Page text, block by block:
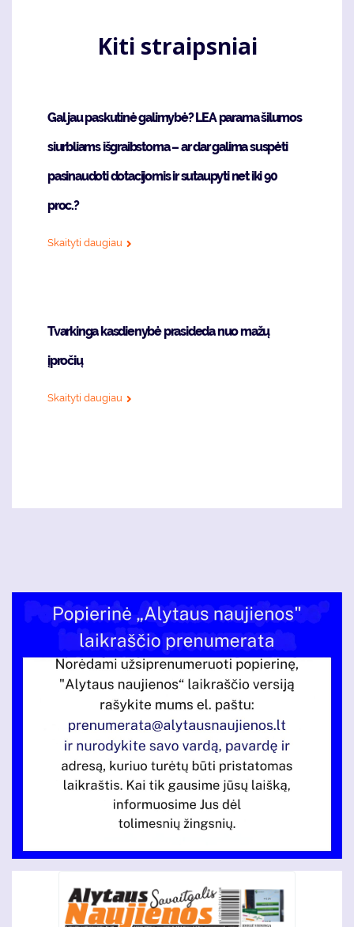
Kiti straipsniai
Gal jau paskutinė galimybė? LEA parama šilumos
siurbliams išgraibstoma – ar dar galima suspėti
pasinaudoti dotacijomis ir sutaupyti net iki 90
proc.?
Skaityti daugiau
Tvarkinga kasdienybė prasideda nuo mažų
įpročių
Skaityti daugiau